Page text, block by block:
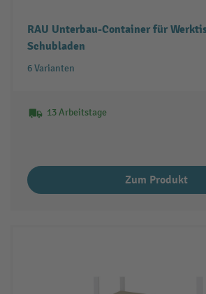
RAU Unterbau-Container für
Schubladen
6 Varianten
13 Arbeitstage
Zum Produkt